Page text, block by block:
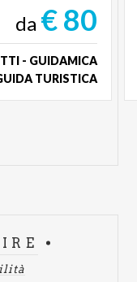
da € 80
- GUIDAMICA
TURISTICA